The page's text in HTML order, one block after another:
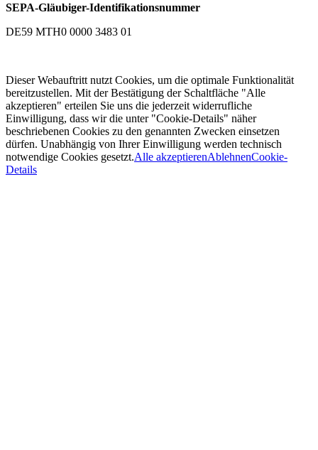
SEPA-Gläubiger-Identifikationsnummer
DE59 MTH0 0000 3483 01
Dieser Webauftritt nutzt Cookies, um die optimale Funktionalität
bereitzustellen. Mit der Bestätigung der Schaltfläche "Alle
akzeptieren" erteilen Sie uns die jederzeit widerrufliche
Einwilligung, dass wir die unter "Cookie-Details" näher
beschriebenen Cookies zu den genannten Zwecken einsetzen
dürfen. Unabhängig von Ihrer Einwilligung werden technisch
notwendige Cookies gesetzt.Alle akzeptierenAblehnenCookie-
Details